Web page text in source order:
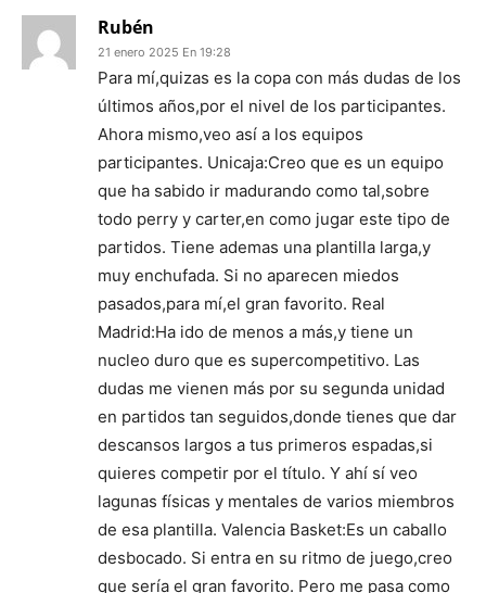
Rubén
21 enero 2025 En 19:28
Para mí,quizas es la copa con más dudas de los
últimos años,por el nivel de los participantes.
Ahora mismo,veo así a los equipos
participantes. Unicaja:Creo que es un equipo
que ha sabido ir madurando como tal,sobre
todo perry y carter,en como jugar este tipo de
partidos. Tiene ademas una plantilla larga,y
muy enchufada. Si no aparecen miedos
pasados,para mí,el gran favorito. Real
Madrid:Ha ido de menos a más,y tiene un
nucleo duro que es supercompetitivo. Las
dudas me vienen más por su segunda unidad
en partidos tan seguidos,donde tienes que dar
descansos largos a tus primeros espadas,si
quieres competir por el título. Y ahí sí veo
lagunas físicas y mentales de varios miembros
de esa plantilla. Valencia Basket:Es un caballo
desbocado. Si entra en su ritmo de juego,creo
que sería el gran favorito. Pero me pasa como